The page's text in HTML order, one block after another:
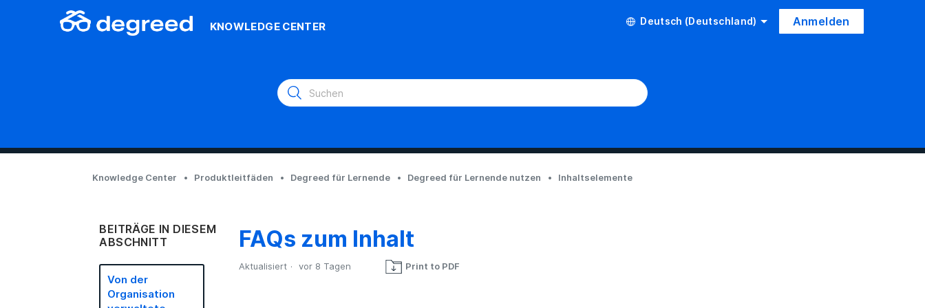
KNOWLEDGE CENTER Deutsch (Deutschland) Anmelden
Knowledge Center Produktleitfäden Degreed für Lernende Degreed für Lernende nutzen Inhaltselemente
BEITRÄGE IN DIESEM
ABSCHNITT
Von der
Organisation
FAQs zum Inhalt
Aktualisiert vor 8 Tagen Print to PDF